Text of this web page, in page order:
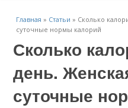
Главная » Статьи » Сколько
суточные нормы калорий
Сколько
день.
суточные